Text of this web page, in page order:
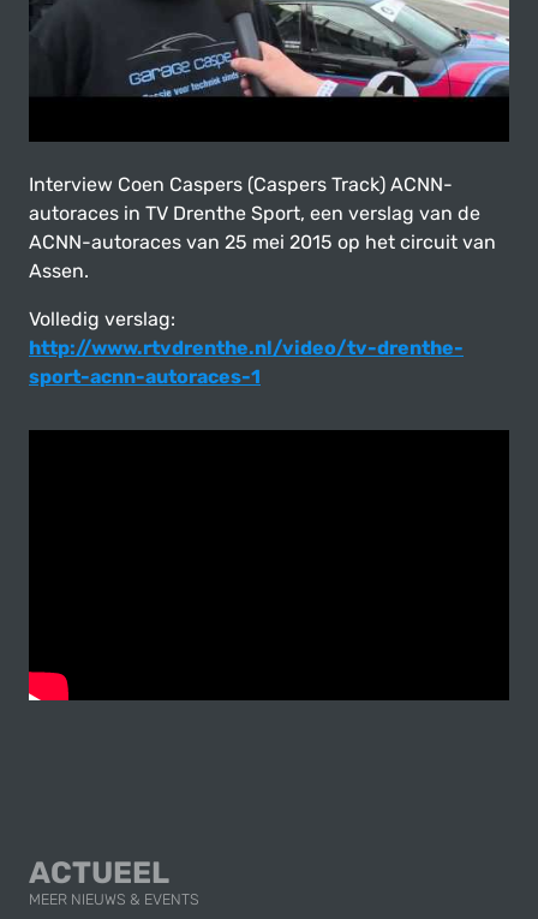
Interview Coen Caspers (Caspers Track) ACNN-
autoraces in TV Drenthe Sport, een verslag van de
ACNN-autoraces van 25 mei 2015 op het circuit van
Assen.
Volledig verslag:
http://www.rtvdrenthe.nl/video/tv-drenthe-
sport-acnn-autoraces-1
ACTUEEL
MEER NIEUWS & EVENTS